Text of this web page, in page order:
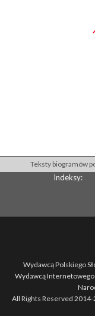
Teksty biogramów
Indeksy:
Wydawcą Polskiego
Wydawcą
All Rights Reserved 2014-